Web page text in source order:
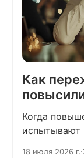
Как
Когда
испытывают
18 июля 2026 г.